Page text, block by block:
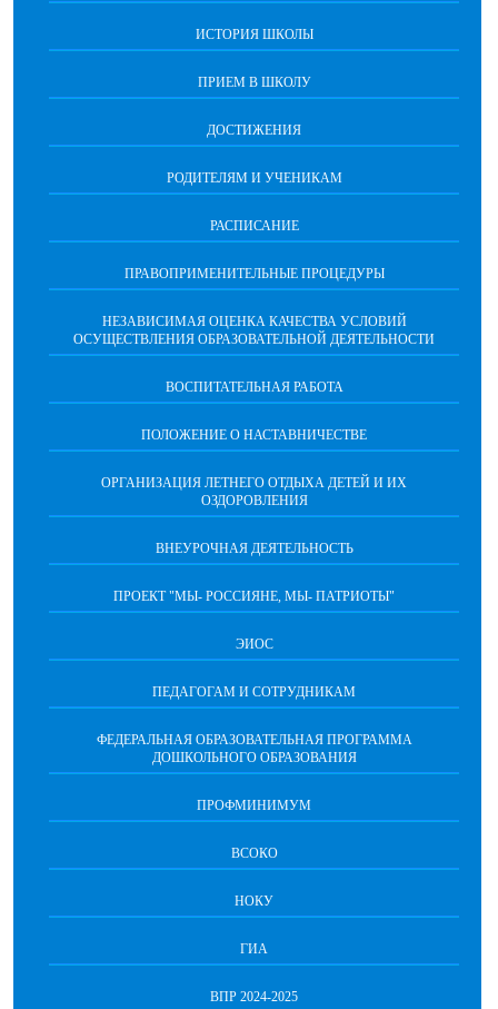
ИСТОРИЯ ШКОЛЫ
ПРИЕМ В ШКОЛУ
ДОСТИЖЕНИЯ
РОДИТЕЛЯМ И УЧЕНИКАМ
РАСПИСАНИЕ
ПРАВОПРИМЕНИТЕЛЬНЫЕ ПРОЦЕДУРЫ
НЕЗАВИСИМАЯ ОЦЕНКА КАЧЕСТВА УСЛОВИЙ
ОСУЩЕСТВЛЕНИЯ ОБРАЗОВАТЕЛЬНОЙ ДЕЯТЕЛЬНОСТИ
ВОСПИТАТЕЛЬНАЯ РАБОТА
ПОЛОЖЕНИЕ О НАСТАВНИЧЕСТВЕ
ОРГАНИЗАЦИЯ ЛЕТНЕГО ОТДЫХА ДЕТЕЙ И ИХ
ОЗДОРОВЛЕНИЯ
ВНЕУРОЧНАЯ ДЕЯТЕЛЬНОСТЬ
ПРОЕКТ "МЫ- РОССИЯНЕ, МЫ- ПАТРИОТЫ"
ЭИОС
ПЕДАГОГАМ И СОТРУДНИКАМ
ФЕДЕРАЛЬНАЯ ОБРАЗОВАТЕЛЬНАЯ ПРОГРАММА
ДОШКОЛЬНОГО ОБРАЗОВАНИЯ
ПРОФМИНИМУМ
ВСОКО
НОКУ
ГИА
ВПР 2024-2025